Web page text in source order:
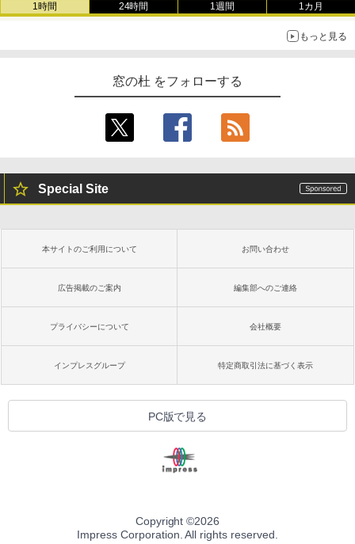
1時間 24時間 1週間 1カ月
もっと見る
窓の杜 をフォローする
Special Site
本サイトのご利用について お問い合わせ
広告掲載のご案内 編集部へのご連絡
プライバシーについて 会社概要
インプレスグループ 特定商取引法に基づく表示
PC版で見る
Copyright ©2026
Impress Corporation. All rights reserved.